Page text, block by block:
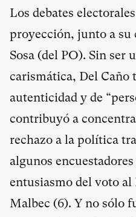
Los debates
proyección, junto a su
Sosa (del PO). Sin ser
carismática, Del Caño
autenticidad y de
contribuyó a
rechazo a la política
algunos
entusiasmo del voto
Malbec (6). Y no sólo